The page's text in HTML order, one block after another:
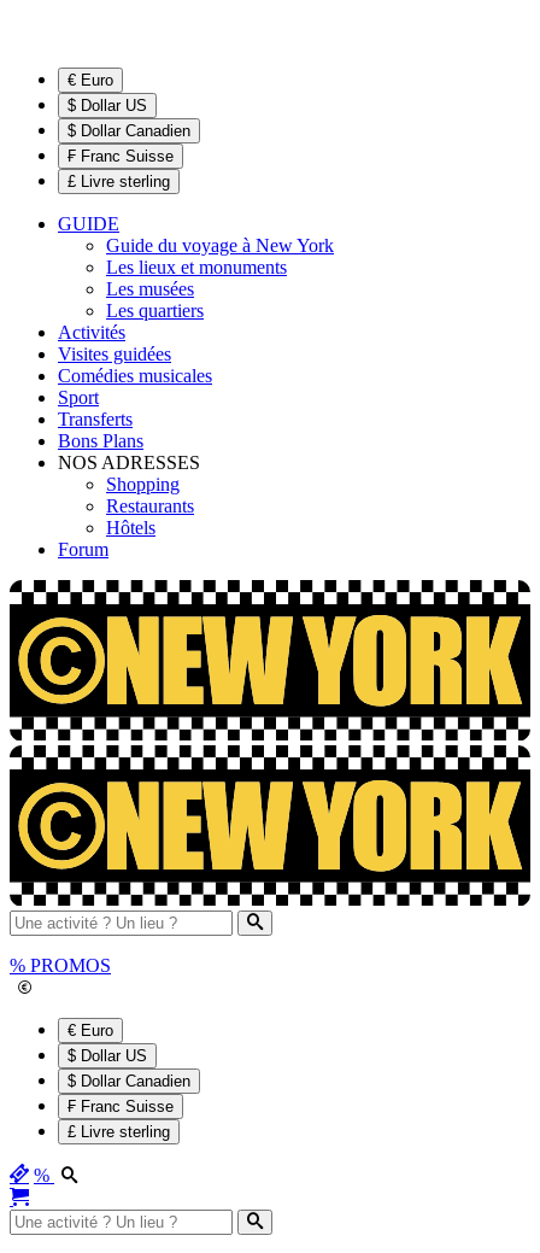
€ Euro
$ Dollar US
$ Dollar Canadien
₣ Franc Suisse
£ Livre sterling
GUIDE
Guide du voyage à New York
Les lieux et monuments
Les musées
Les quartiers
Activités
Visites guidées
Comédies musicales
Sport
Transferts
Bons Plans
NOS ADRESSES
Shopping
Restaurants
Hôtels
Forum
% PROMOS
€ Euro
$ Dollar US
$ Dollar Canadien
₣ Franc Suisse
£ Livre sterling
%